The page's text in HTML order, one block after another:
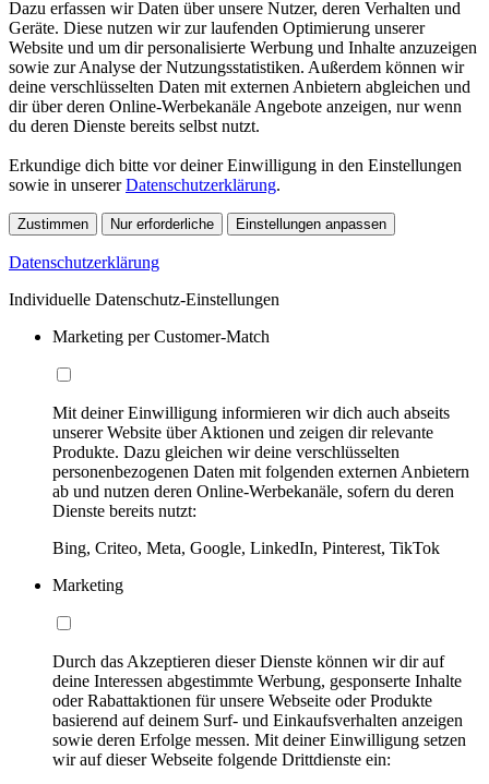
Dazu erfassen wir Daten über unsere Nutzer, deren Verhalten und
Geräte. Diese nutzen wir zur laufenden Optimierung unserer
Website und um dir personalisierte Werbung und Inhalte anzuzeigen
sowie zur Analyse der Nutzungsstatistiken. Außerdem können wir
deine verschlüsselten Daten mit externen Anbietern abgleichen und
dir über deren Online-Werbekanäle Angebote anzeigen, nur wenn
du deren Dienste bereits selbst nutzt.
Erkundige dich bitte vor deiner Einwilligung in den Einstellungen
sowie in unsererDatenschutzerklärung.
Zustimmen Nur erforderliche Einstellungen anpassen
Datenschutzerklärung
Individuelle Datenschutz-Einstellungen
Marketing per Customer-Match
Mit deiner Einwilligung informieren wir dich auch abseits
unserer Website über Aktionen und zeigen dir relevante
Produkte. Dazu gleichen wir deine verschlüsselten
personenbezogenen Daten mit folgenden externen Anbietern
ab und nutzen deren Online-Werbekanäle, sofern du deren
Dienste bereits nutzt:
Bing, Criteo, Meta, Google, LinkedIn, Pinterest, TikTok
Marketing
Durch das Akzeptieren dieser Dienste können wir dir auf
deine Interessen abgestimmte Werbung, gesponserte Inhalte
oder Rabattaktionen für unsere Webseite oder Produkte
basierend auf deinem Surf- und Einkaufsverhalten anzeigen
sowie deren Erfolge messen. Mit deiner Einwilligung setzen
wir auf dieser Webseite folgende Drittdienste ein: